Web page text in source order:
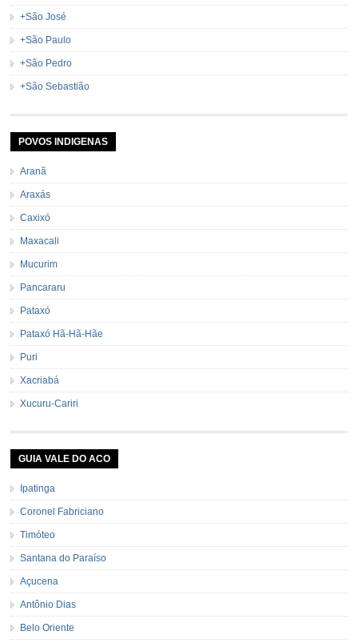
+São José
+São Paulo
+São Pedro
+São Sebastião
POVOS INDIGENAS
Aranã
Araxás
Caxixó
Maxacali
Mucurim
Pancararu
Pataxó
Pataxó Hã-Hã-Hãe
Puri
Xacriabá
Xucuru-Cariri
GUIA VALE DO ACO
Ipatinga
Coronel Fabriciano
Timóteo
Santana do Paraíso
Açucena
Antônio Dias
Belo Oriente